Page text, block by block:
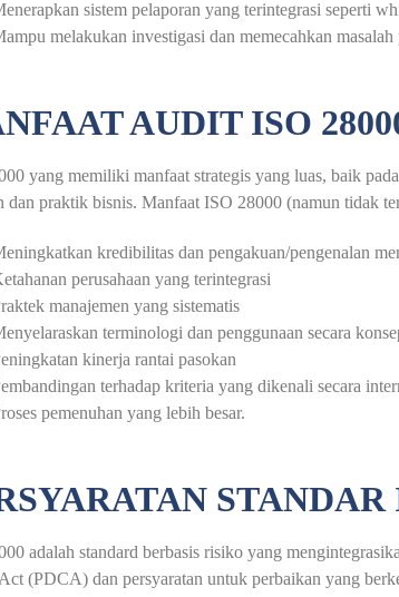
sistem pelaporan yang terintegrasi seperti
melakukan investigasi dan memecahkan
AUDIT ISO
yang memiliki manfaat strategis yang luas, baik
dan praktik bisnis. Manfaat ISO 28000 (namun tidak
kredibilitas dan pengakuan/pengenalan
perusahaan yang terintegrasi
manajemen yang sistematis
terminologi dan penggunaan secara
kinerja rantai pasokan
terhadap kriteria yang dikenali secara
pemenuhan yang lebih besar.
STANDAR
adalah standard berbasis risiko yang
(PDCA) dan persyaratan untuk perbaikan yang